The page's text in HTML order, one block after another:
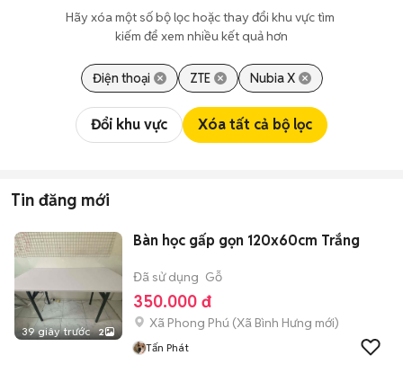
Hãy xóa một số bộ lọc hoặc thay đổi khu vực tìm
kiếm để xem nhiều kết quả hơn
Điện thoại ZTE Nubia X
Đổi khu vực Xóa tất cả bộ lọc
Tin đăng mới
39 giây trước 2
Bàn học gấp gọn 120x60cm Trắng
Đã sử dụng Gỗ
350.000 đ
Xã Phong Phú (Xã Bình Hưng mới)
Tấn Phát